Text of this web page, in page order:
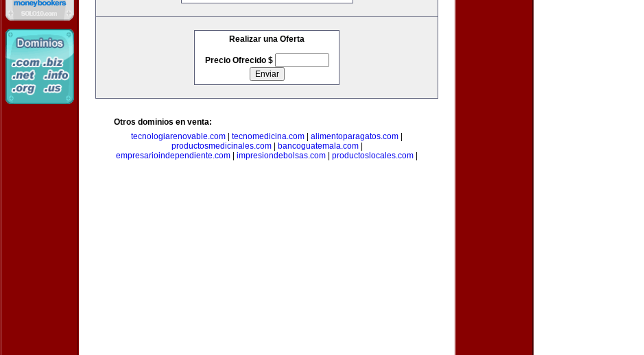
Realizar una Oferta
Precio Ofrecido $
Otros dominios en venta:
tecnologiarenovable.com
tecnomedicina.com alimentoparagatos.com
productosmedicinales.com| bancoguatemala.com|
empresarioindependiente.com
impresiondebolsas.com productoslocales.com